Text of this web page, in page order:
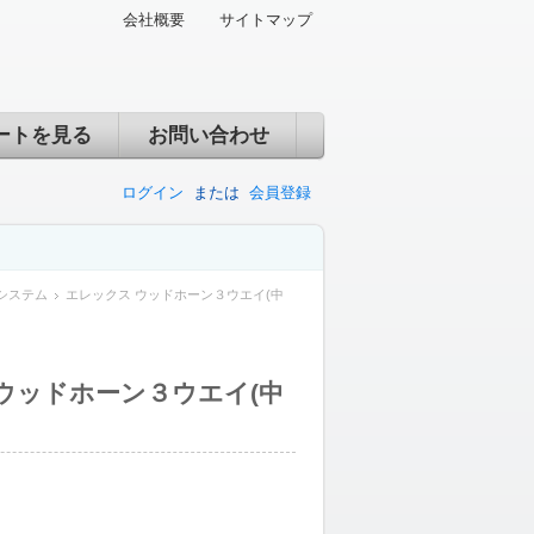
会社概要 サイトマップ
トを見る お問い合わせ
ログイン または 会員登録
ステム エレックス ウッドホーン３ウエイ(中
ッドホーン３ウエイ(中